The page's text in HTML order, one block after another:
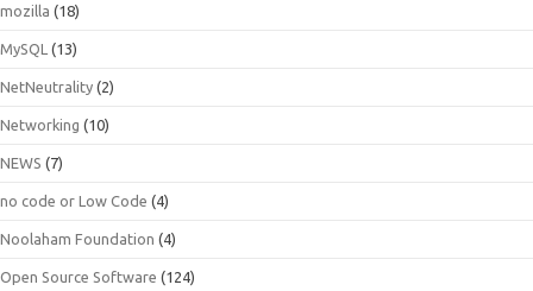
mozilla (18)
MySQL (13)
NetNeutrality (2)
Networking (10)
NEWS (7)
no code or Low Code (4)
Noolaham Foundation (4)
Open Source Software (124)